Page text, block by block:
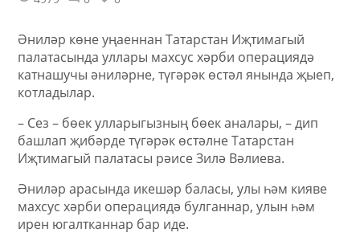
Әниләр көне уңаеннан Татарстан Иҗтимагый
палатасында уллары махсус хәрби операциядә
катнашучы әниләрне, түгәрәк өстәл янында җыеп,
котладылар.
– Сез – бөек улларыгызның бөек аналары, – дип
башлап җибәрде түгәрәк өстәлне Татарстан
Иҗтимагый палатасы рәисе Зилә Вәлиева.
Әниләр арасында икешәр баласы, улы һәм кияве
махсус хәрби операциядә булганнар, улын һәм
ирен югалтканнар бар иде.